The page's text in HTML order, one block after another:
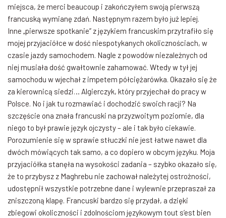
miejsca, że merci beaucoup i zakończyłem swoją pierwszą
francuską wymianę zdań. Następnym razem było już lepiej.
Inne „pierwsze spotkanie” z językiem francuskim przytrafiło się
mojej przyjaciółce w dość niespotykanych okolicznościach, w
czasie jazdy samochodem. Nagle z powodów niezależnych od
niej musiała dość gwałtownie zahamować. Wtedy w tył jej
samochodu w wjechał z impetem półciężarówka. Okazało się że
za kierownicą siedzi… Algierczyk, który przyjechał do pracy w
Polsce. No i jak tu rozmawiać i dochodzić swoich racji? Na
szczęście ona znała francuski na przyzwoitym poziomie, dla
niego to był prawie język ojczysty – ale i tak było ciekawie.
Porozumienie się w sprawie stłuczki nie jest łatwe nawet dla
dwóch mówiących tak samo, a co dopiero w obcym języku. Moja
przyjaciółka stanęła na wysokości zadania – szybko okazało się,
że to przybysz z Maghrebu nie zachował należytej ostrożności,
udostępnił wszystkie potrzebne dane i wylewnie przepraszał za
zniszczoną klapę. Francuski bardzo się przydał, a dzięki
zbiegowi okoliczności i zdolnościom językowym tout s’est bien